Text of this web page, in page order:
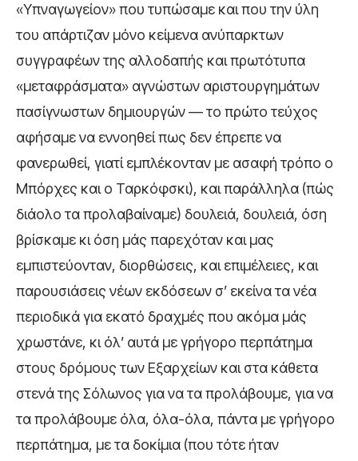
«Υπναγωγείον» που τυπώσαμε και που την ύλη
του απάρτιζαν μόνο κείμενα ανύπαρκτων
συγγραφέων της αλλοδαπής και πρωτότυπα
«μεταφράσματα» αγνώστων αριστουργημάτων
πασίγνωστων δημιουργών — το πρώτο τεύχος
αφήσαμε να εννοηθεί πως δεν έπρεπε να
φανερωθεί, γιατί εμπλέκονταν με ασαφή τρόπο ο
Μπόρχες και ο Ταρκόφσκι), και παράλληλα (πώς
διάολο τα προλαβαίναμε) δουλειά, δουλειά, όση
βρίσκαμε κι όση μάς παρεχόταν και μας
εμπιστεύονταν, διορθώσεις, και επιμέλειες, και
παρουσιάσεις νέων εκδόσεων σ’ εκείνα τα νέα
περιοδικά για εκατό δραχμές που ακόμα μάς
χρωστάνε, κι όλ’ αυτά με γρήγορο περπάτημα
στους δρόμους των Εξαρχείων και στα κάθετα
στενά της Σόλωνος για να τα προλάβουμε, για να
τα προλάβουμε όλα, όλα-όλα, πάντα με γρήγορο
περπάτημα, με τα δοκίμια (που τότε ήταν